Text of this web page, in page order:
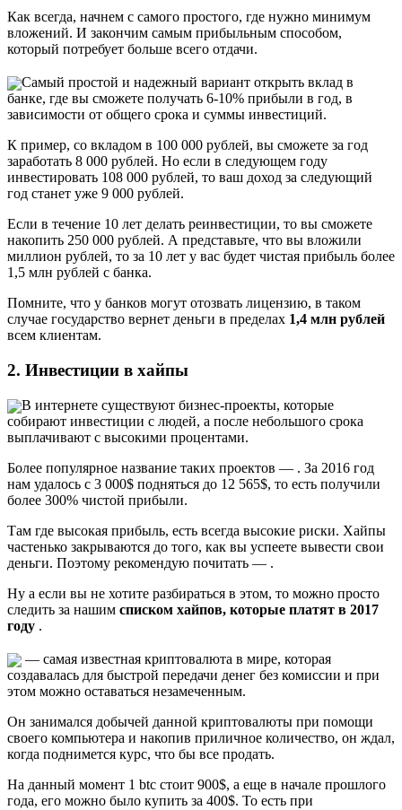
Как всегда, начнем с самого простого, где нужно минимум
вложений. И закончим самым прибыльным способом,
который потребует больше всего отдачи.
Самый простой и надежный вариант открыть вклад в
банке, где вы сможете получать 6-10% прибыли в год, в
зависимости от общего срока и суммы инвестиций.
К пример, со вкладом в 100 000 рублей, вы сможете за год
заработать 8 000 рублей. Но если в следующем году
инвестировать 108 000 рублей, то ваш доход за следующий
год станет уже 9 000 рублей.
Если в течение 10 лет делать реинвестиции, то вы сможете
накопить 250 000 рублей. А представьте, что вы вложили
миллион рублей, то за 10 лет у вас будет чистая прибыль более
1,5 млн рублей с банка.
Помните, что у банков могут отозвать лицензию, в таком
случае государство вернет деньги в пределах 1,4 млн рублей
всем клиентам.
2. Инвестиции в хайпы
В интернете существуют бизнес-проекты, которые
собирают инвестиции с людей, а после небольшого срока
выплачивают с высокими процентами.
Более популярное название таких проектов — . За 2016 год
нам удалось с 3 000$ подняться до 12 565$, то есть получили
более 300% чистой прибыли.
Там где высокая прибыль, есть всегда высокие риски. Хайпы
частенько закрываются до того, как вы успеете вывести свои
деньги. Поэтому рекомендую почитать — .
Ну а если вы не хотите разбираться в этом, то можно просто
следить за нашим списком хайпов, которые платят в 2017
году .
— самая известная криптовалюта в мире, которая
создавалась для быстрой передачи денег без комиссии и при
этом можно оставаться незамеченным.
Он занимался добычей данной криптовалюты при помощи
своего компьютера и накопив приличное количество, он ждал,
когда поднимется курс, что бы все продать.
На данный момент 1 btc стоит 900$, а еще в начале прошлого
года, его можно было купить за 400$. То есть при